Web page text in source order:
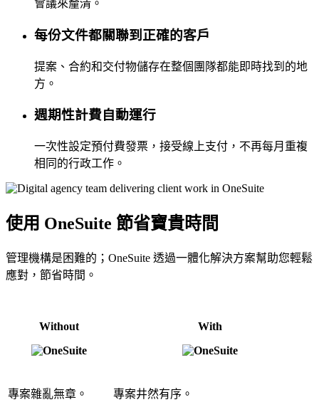
會議來釐清。
每份文件都關聯到正確的客戶
提案、合約和交付物儲存在整個團隊都能即時找到的地
方。
週期性計費自動運行
一次性設定預付費發票，接受線上支付，不再每月重複
相同的行政工作。
使用 OneSuite 節省寶貴時間
管理機構是困難的；OneSuite 透過一體化解決方案幫助您輕鬆
應對，節省時間。
Without With
專案雜亂無章。 專案井然有序。